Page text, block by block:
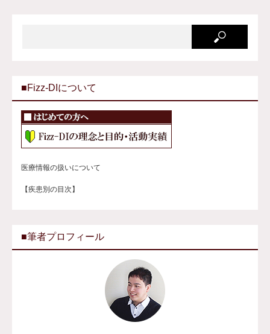
■Fizz-DIについて
医療情報の扱いについて
【疾患別の目次】
■筆者プロフィール